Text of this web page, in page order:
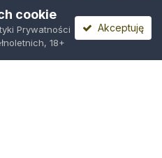
cookie
Prywatności
18+
Akceptuję